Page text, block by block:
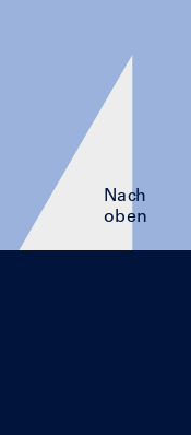
Nach
oben